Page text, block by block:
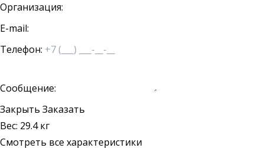
Организация:
E-mail:
Телефон:
Сообщение:
Закрыть Заказать
Вес: 29.4 кг
Смотреть все характеристики